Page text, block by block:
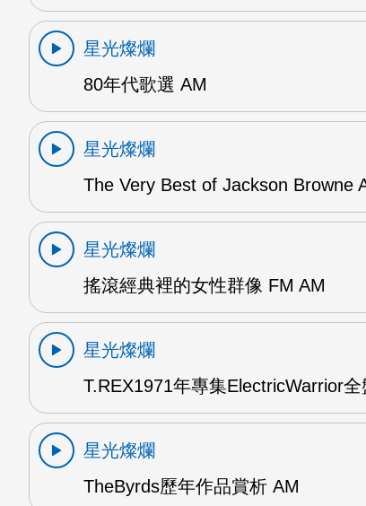
星光燦爛
80年代歌選 AM
星光燦爛
The Very Best of Jackson Browne
星光燦爛
搖滾經典裡的女性群像 FM AM
星光燦爛
T.REX1971年專集ElectricWarrior
星光燦爛
TheByrds歷年作品賞析 AM